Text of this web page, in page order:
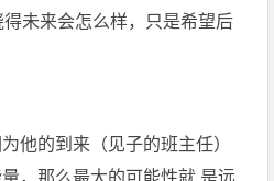
未来会怎么样，只是希望后
他的到来（见子的班主任）